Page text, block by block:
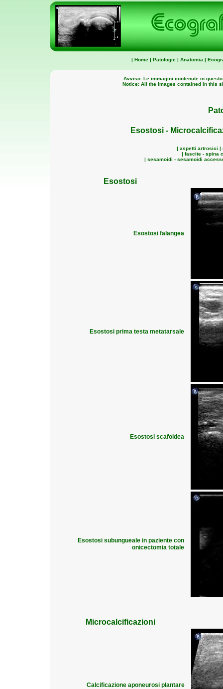
| Home | Patologie | Anatomia |
Avviso: Le immagini contenute in
Notice: All the images contained in this
Esostosi -
| aspetti artrosici |
| fascite - spina
| sesamoidi - sesamoidi
Esostosi
Esostosi falangea
Esostosi prima testa metatarsale
Esostosi scafoidea
Esostosi subungueale in paziente con
onicectomia totale
Microcalcificazioni
Calcificazione aponeurosi plantare